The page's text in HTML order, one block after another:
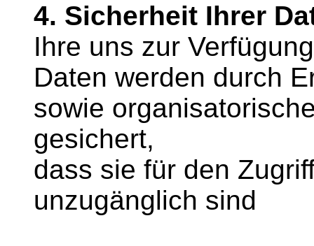
4. Sicherheit Ihrer
Ihre uns zur
Daten werden durch
sowie
gesichert,
dass sie für den
unzugänglich sind